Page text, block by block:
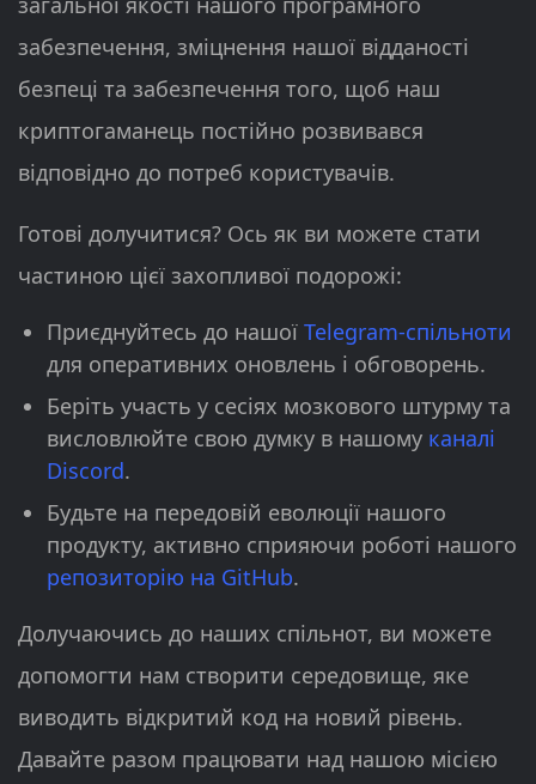
забезпечення, зміцнення нашої відданості
безпеці та забезпечення того, щоб наш
криптогаманець постійно розвивався
відповідно до потреб користувачів.
Готові долучитися? Ось як ви можете стати
частиною цієї захопливої подорожі:
Приєднуйтесь до нашої Telegram-спільноти
для оперативних оновлень і обговорень.
Беріть участь у сесіях мозкового штурму та
висловлюйте свою думку в нашому каналі
Discord.
Будьте на передовій еволюції нашого
продукту, активно сприяючи роботі нашого
репозиторію на GitHub.
Долучаючись до наших спільнот, ви можете
допомогти нам створити середовище, яке
виводить відкритий код на новий рівень.
Давайте разом працювати над нашою місією